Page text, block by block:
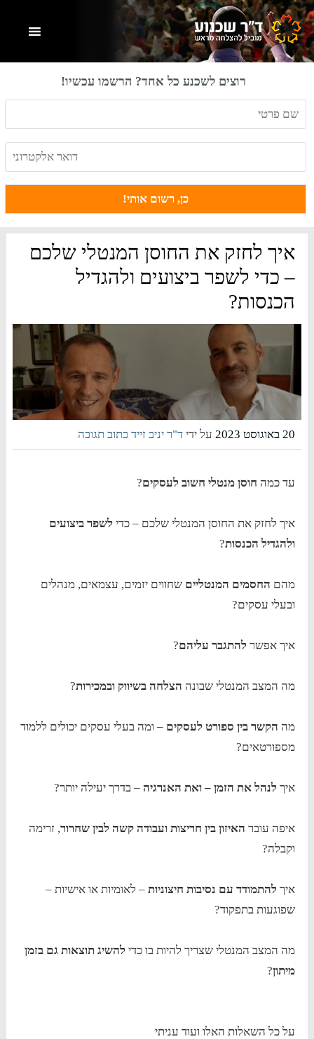
Skip
to
main
Skip
to
primary
Skip
to
footer
רוצים לשכנע כל אחד? הרשמו עכשיו!
איך לחזק את החוסן המנטלי שלכם
– כדי לשפר ביצועים ולהגדיל
הכנסות?
20 באוגוסט 2023 על ידיד"ר יניב זייד כתוב תגובה
עד כמה חוסן מנטלי חשוב לעסקים?
איך לחזק את החוסן המנטלי שלכם – כדי לשפר ביצועים
ולהגדיל הכנסות?
מהם החסמים המנטליים שחווים יזמים, עצמאים, מנהלים
ובעלי עסקים?
איך אפשר להתגבר עליהם?
מה המצב המנטלי שבונה הצלחה בשיווק ובמכירות?
מה הקשר בין ספורט לעסקים – ומה בעלי עסקים יכולים ללמוד
מספורטאים?
איך לנהל את הזמן – ואת האנרגיה – בדרך יעילה יותר?
איפה עובר האיזון בין חריצות ועבודה קשה לבין שחרור, זרימה
וקבלה?
איך להתמודד עם נסיבות חיצוניות – לאומיות או אישיות –
שפוגעות בתפקוד?
מה המצב המנטלי שצריך להיות בו כדי להשיג תוצאות גם בזמן
מיתון?
על כל השאלות האלו ועוד עניתי